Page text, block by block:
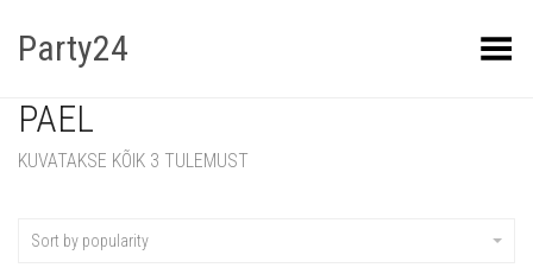
Party24 Kuva menüü
PAEL
KUVATAKSE KÕIK 3 TULEMUST
Sort by popularity